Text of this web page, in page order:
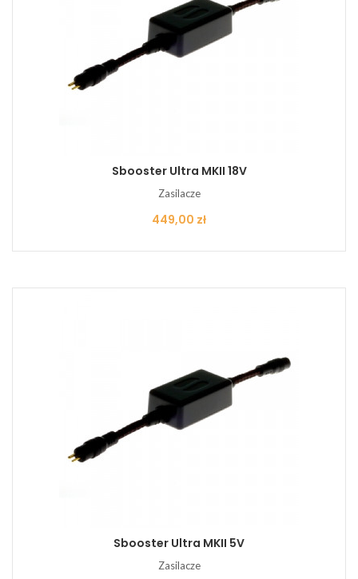
Sbooster Ultra MKII 18V
Zasilacze
Cena
449,00 zł
Sbooster Ultra MKII 5V
Zasilacze